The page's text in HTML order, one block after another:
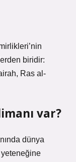
biridir:
Ras al-
var?
dünya
yeteneğine